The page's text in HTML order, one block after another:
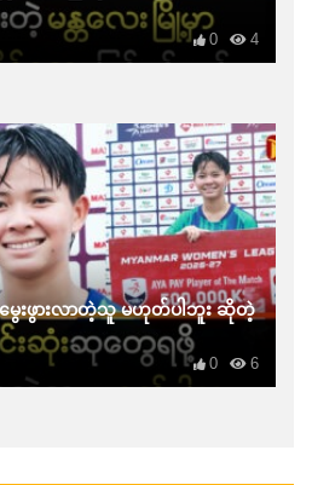
4
0
ေးဖွားလာတဲ့သူ မဟုတ်ပါဘူး ဆိုတဲ့
6
0